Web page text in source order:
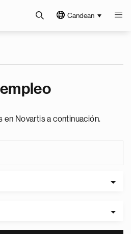
Candean
Novartis a continuación.